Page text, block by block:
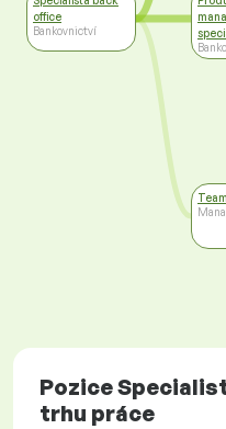
office
Bankovnictví
Pozice
trhu práce